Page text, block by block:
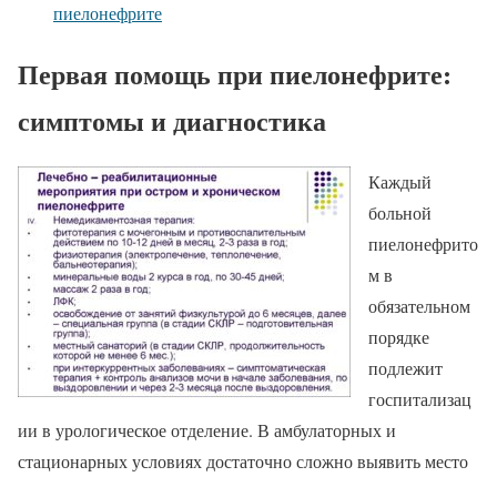
пиелонефрите
Первая помощь при пиелонефрите:
симптомы и диагностика
Каждый
больной
пиелонефрито
м в
обязательном
порядке
подлежит
госпитализац
ии в урологическое отделение. В амбулаторных и
стационарных условиях достаточно сложно выявить место